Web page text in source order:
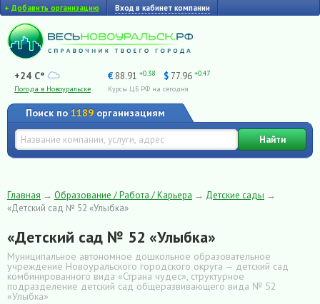
+ Добавить организацию Вход в кабинет компании
+24 C°
Погода в Новоуральске
€ 88.91 +0.38 $ 77.96 +0.47
Курсы ЦБ РФ на сегодня
Поиск по 1189 организациям
Найти
Главная → Образование / Работа / Карьера → Детские сады →
«Детский сад № 52 «Улыбка»
«Детский сад № 52 «Улыбка»
Муниципальное автономное дошкольное образовательное
учреждение Новоуральского городского округа — детский сад
комбинированного вида «Страна чудес», структурное
подразделение детский сад общеразвивающего вида № 52
«Улыбка»